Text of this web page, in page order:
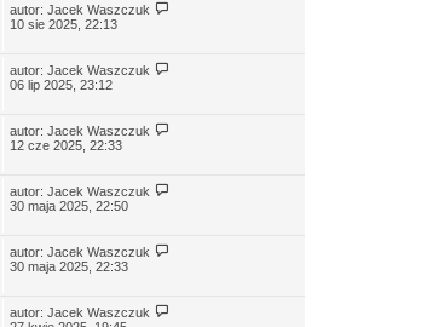
autor: Jacek Waszczuk
10 sie 2025, 22:13
autor: Jacek Waszczuk
06 lip 2025, 23:12
autor: Jacek Waszczuk
12 cze 2025, 22:33
autor: Jacek Waszczuk
30 maja 2025, 22:50
autor: Jacek Waszczuk
30 maja 2025, 22:33
autor: Jacek Waszczuk